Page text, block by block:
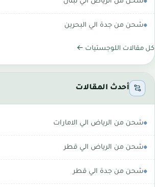
شحن من جدة الي البحرين
كل مقالات اللوجستيات ←
أحدث المقالات
شحن من الرياض الي الامارات
شحن من الرياض الي قطر
شحن من جدة الي قطر